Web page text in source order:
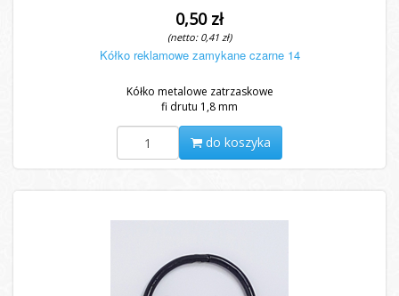
0,50 zł
(netto: 0,41 zł)
Kółko reklamowe zamykane czarne 14
Kółko metalowe zatrzaskowe
fi drutu 1,8 mm
do koszyka